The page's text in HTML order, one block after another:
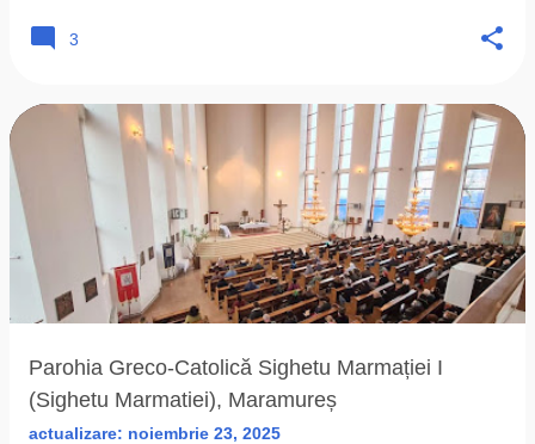
3
Parohia Greco-Catolică Sighetu Marmației I
(Sighetu Marmatiei), Maramureș
actualizare: noiembrie 23, 2025